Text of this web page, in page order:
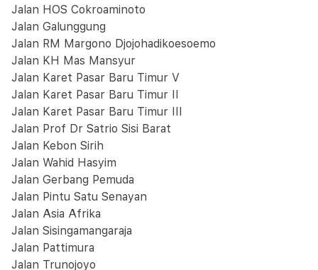
Jalan HOS Cokroaminoto
Jalan Galunggung
Jalan RM Margono Djojohadikoesoemo
Jalan KH Mas Mansyur
Jalan Karet Pasar Baru Timur V
Jalan Karet Pasar Baru Timur II
Jalan Karet Pasar Baru Timur III
Jalan Prof Dr Satrio Sisi Barat
Jalan Kebon Sirih
Jalan Wahid Hasyim
Jalan Gerbang Pemuda
Jalan Pintu Satu Senayan
Jalan Asia Afrika
Jalan Sisingamangaraja
Jalan Pattimura
Jalan Trunojoyo